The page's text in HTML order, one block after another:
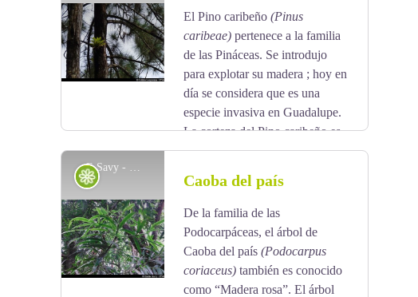
View picture in full screen
sobreexplotación en su zona de origen. Ahora
aparece en el anexo II de las especies amenazadas
(convención de Washington).
View picture in full screen
El Pino caribeño(Pinus
caribeae) pertenece a la familia
de las Pináceas. Se introdujo
para explotar su madera ; hoy en
día se considera que es una
especie invasiva en Guadalupe.
La corteza del Pino caribeño es
de color castaño rojizo y profundamente fisurada. La
corteza interna es muy resinosa. Su copa es fina, con
una forma entre redonda y piramidal.
E.Savy - PNG
Flora Caoba del país
De la familia de las
Podocarpáceas, el árbol de
Caoba del país(Podocarpus
coriaceus) también es conocido
como “Madera rosa”. El árbol